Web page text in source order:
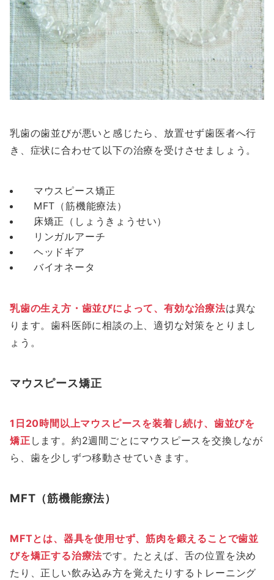
乳歯の歯並びが悪いと感じたら、放置せず歯医者へ行
き、症状に合わせて以下の治療を受けさせましょう。
マウスピース矯正
MFT（筋機能療法）
床矯正（しょうきょうせい）
リンガルアーチ
ヘッドギア
バイオネータ
乳歯の生え方・歯並びによって、有効な治療法は異な
ります。歯科医師に相談の上、適切な対策をとりまし
ょう。
マウスピース矯正
1日20時間以上マウスピースを装着し続け、歯並びを
矯正 します。約2週間ごとにマウスピースを交換しなが
ら、歯を少しずつ移動させていきます。
MFT（筋機能療法）
MFTとは、器具を使用せず、筋肉を鍛えることで歯並
びを矯正する治療法です。たとえば、舌の位置を決め
たり、正しい飲み込み方を覚えたりするトレーニング